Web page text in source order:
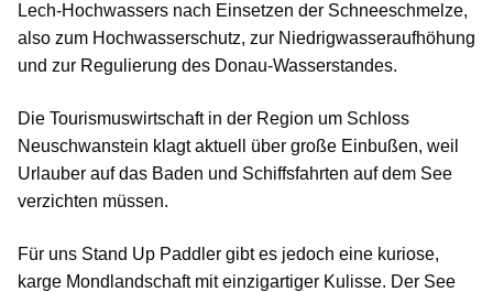
Lech-Hochwassers nach Einsetzen der Schneeschmelze,
also zum Hochwasserschutz, zur Niedrigwasseraufhöhung
und zur Regulierung des Donau-Wasserstandes.
Die Tourismuswirtschaft in der Region um Schloss
Neuschwanstein klagt aktuell über große Einbußen, weil
Urlauber auf das Baden und Schiffsfahrten auf dem See
verzichten müssen.
Für uns Stand Up Paddler gibt es jedoch eine kuriose,
karge Mondlandschaft mit einzigartiger Kulisse. Der See